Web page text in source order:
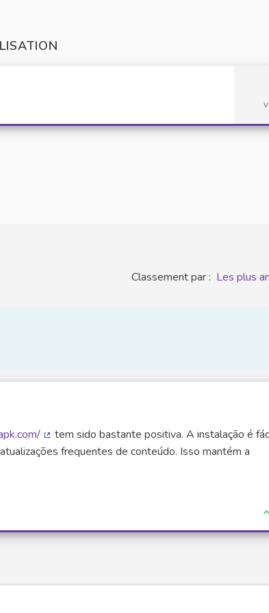
Classement par : Les plus
(Lien externe)
tem sido bastante positiva. A instalação é
frequentes de conteúdo. Isso mantém a